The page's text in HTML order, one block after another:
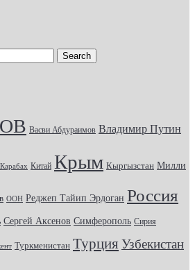
Васви Абдураимов Владимир Путин
Карабах Китай Крым Кыргызстан Милли
ООН Реджеп Тайип Эрдоган Россия
Сергей Аксенов Симферополь Сирия
Туркменистан Турция Узбекистан